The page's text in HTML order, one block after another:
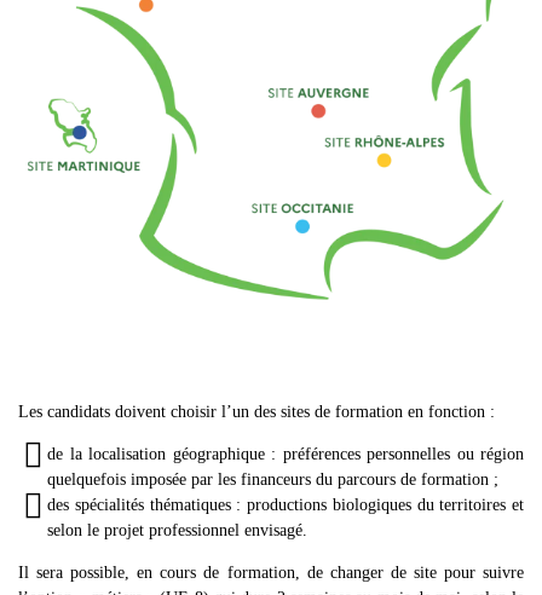
Les candidats doivent choisir l’un des sites de formation en fonction :
de la localisation géographique : préférences personnelles ou région
quelquefois imposée par les financeurs du parcours de formation ;
des spécialités thématiques : productions biologiques du territoires et
selon le projet professionnel envisagé.
Il sera possible, en cours de formation, de changer de site pour suivre